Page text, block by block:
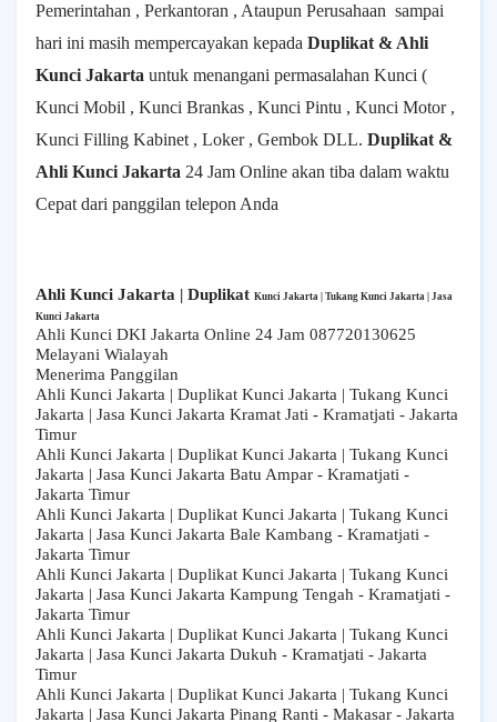
Pemerintahan , Perkantoran , Ataupun Perusahaan sampai
hari ini masih mempercayakan kepada Duplikat & Ahli
Kunci Jakarta untuk menangani permasalahan Kunci (
Kunci Mobil , Kunci Brankas , Kunci Pintu , Kunci Motor ,
Kunci Filling Kabinet , Loker , Gembok DLL. Duplikat &
Ahli Kunci Jakarta 24 Jam Online akan tiba dalam waktu
Cepat dari panggilan telepon Anda
Ahli Kunci Jakarta | Duplikat Kunci Jakarta | Tukang Kunci Jakarta | Jasa
Kunci Jakarta
Ahli Kunci DKI Jakarta Online 24 Jam 087720130625
Melayani Wialayah
Menerima Panggilan
Ahli Kunci Jakarta | Duplikat Kunci Jakarta | Tukang Kunci
Jakarta | Jasa Kunci Jakarta Kramat Jati - Kramatjati - Jakarta
Timur
Ahli Kunci Jakarta | Duplikat Kunci Jakarta | Tukang Kunci
Jakarta | Jasa Kunci Jakarta Batu Ampar - Kramatjati -
Jakarta Timur
Ahli Kunci Jakarta | Duplikat Kunci Jakarta | Tukang Kunci
Jakarta | Jasa Kunci Jakarta Bale Kambang - Kramatjati -
Jakarta Timur
Ahli Kunci Jakarta | Duplikat Kunci Jakarta | Tukang Kunci
Jakarta | Jasa Kunci Jakarta Kampung Tengah - Kramatjati -
Jakarta Timur
Ahli Kunci Jakarta | Duplikat Kunci Jakarta | Tukang Kunci
Jakarta | Jasa Kunci Jakarta Dukuh - Kramatjati - Jakarta
Timur
Ahli Kunci Jakarta | Duplikat Kunci Jakarta | Tukang Kunci
Jakarta | Jasa Kunci Jakarta Pinang Ranti - Makasar - Jakarta